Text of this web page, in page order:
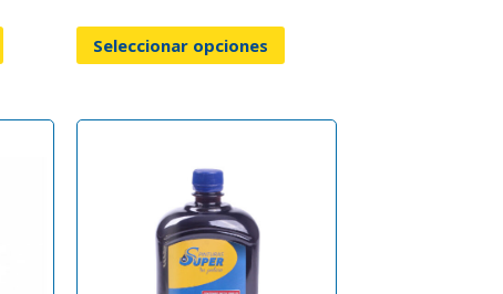
Seleccionar opciones